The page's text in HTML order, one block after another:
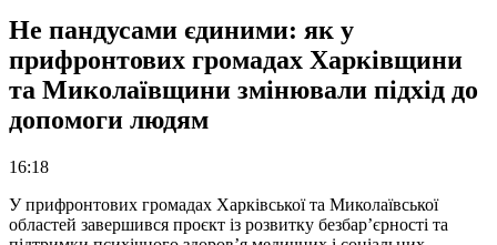
Не пандусами єдиними: як у
прифронтових громадах Харківщини
та Миколаївщини змінювали підхід до
допомоги людям
16:18
У прифронтових громадах Харківської та Миколаївської
областей завершився проєкт із розвитку безбар’єрності та